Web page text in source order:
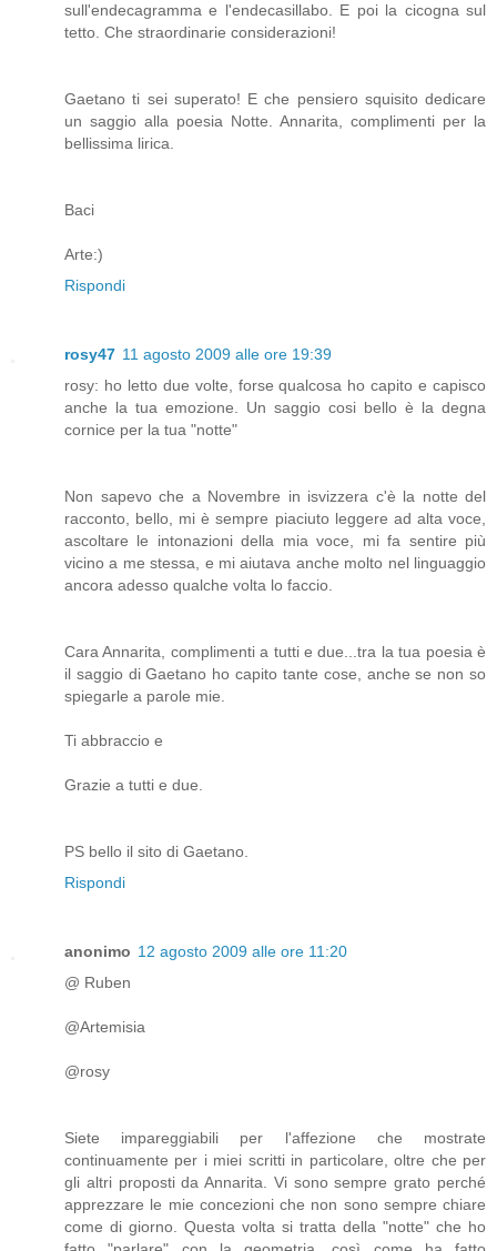
sull'endecagramma e l'endecasillabo. E poi la cicogna sul
tetto. Che straordinarie considerazioni!
Gaetano ti sei superato! E che pensiero squisito dedicare
un saggio alla poesia Notte. Annarita, complimenti per la
bellissima lirica.
Baci
Arte:)
Rispondi
rosy47 11 agosto 2009 alle ore 19:39
rosy: ho letto due volte, forse qualcosa ho capito e capisco
anche la tua emozione. Un saggio cosi bello è la degna
cornice per la tua "notte"
Non sapevo che a Novembre in isvizzera c'è la notte del
racconto, bello, mi è sempre piaciuto leggere ad alta voce,
ascoltare le intonazioni della mia voce, mi fa sentire più
vicino a me stessa, e mi aiutava anche molto nel linguaggio
ancora adesso qualche volta lo faccio.
Cara Annarita, complimenti a tutti e due...tra la tua poesia è
il saggio di Gaetano ho capito tante cose, anche se non so
spiegarle a parole mie.
Ti abbraccio e
Grazie a tutti e due.
PS bello il sito di Gaetano.
Rispondi
anonimo 12 agosto 2009 alle ore 11:20
@ Ruben
@Artemisia
@rosy
Siete impareggiabili per l'affezione che mostrate
continuamente per i miei scritti in particolare, oltre che per
gli altri proposti da Annarita. Vi sono sempre grato perché
apprezzare le mie concezioni che non sono sempre chiare
come di giorno. Questa volta si tratta della "notte" che ho